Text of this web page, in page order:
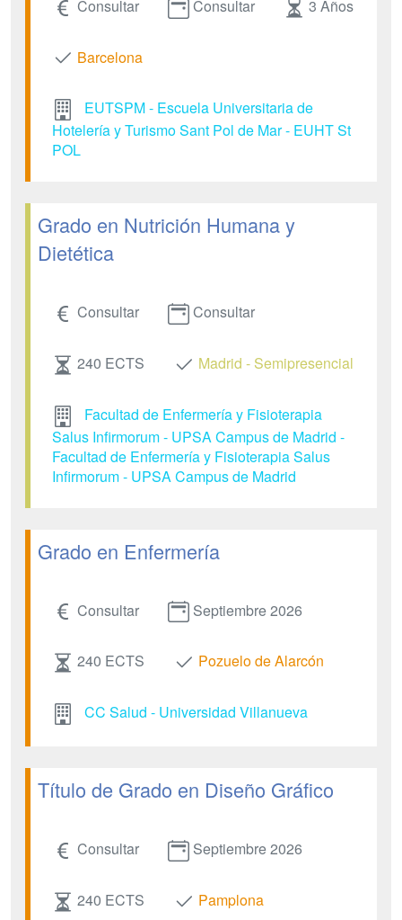
Consultar Consultar 3 Años
Barcelona
EUTSPM - Escuela Universitaria de
Hotelería y Turismo Sant Pol de Mar - EUHT St
POL
Grado en Nutrición Humana y
Dietética
Consultar Consultar
240 ECTS Madrid - Semipresencial
Facultad de Enfermería y Fisioterapia
Salus Infirmorum - UPSA Campus de Madrid -
Facultad de Enfermería y Fisioterapia Salus
Infirmorum - UPSA Campus de Madrid
Grado en Enfermería
Consultar Septiembre 2026
240 ECTS Pozuelo de Alarcón
CC Salud - Universidad Villanueva
Título de Grado en Diseño Gráfico
Consultar Septiembre 2026
240 ECTS Pamplona